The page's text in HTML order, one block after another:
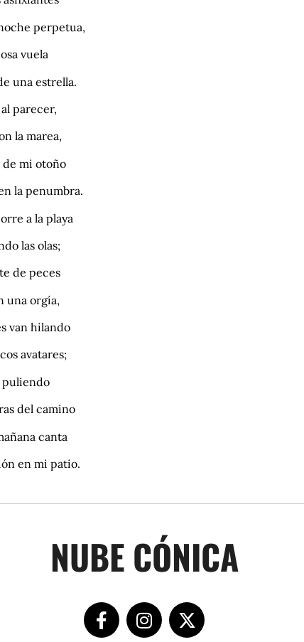
perpetua,
vuela
una estrella.
parecer,
la marea,
de mi otoño
la penumbra.
a la playa
las olas;
de peces
una orgía,
van hilando
avatares;
puliendo
del camino
canta
en mi patio.
NUBE CÓNICA